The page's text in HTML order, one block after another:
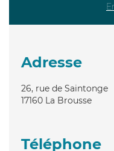
Adresse
26, rue de Saintonge
17160 La Brousse
Téléphone